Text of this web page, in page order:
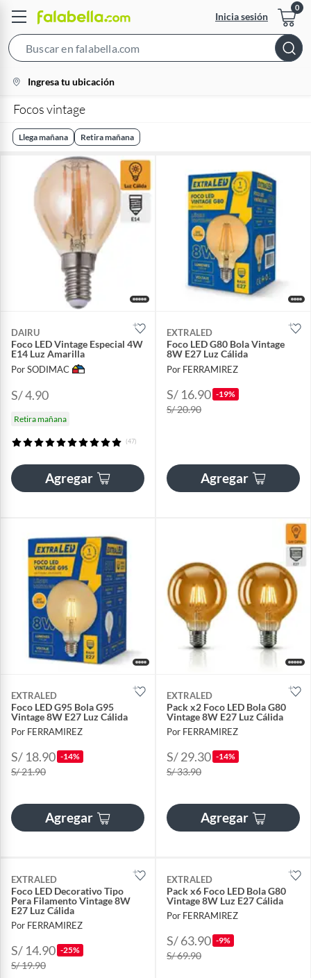
Inicia sesión
Bar
location-
icon
Ingresa tu ubicación
Focos vintage
Llega mañana Retira mañana
DAIRU
Foco LED Vintage Especial 4W
E14 Luz Amarilla
Por SODIMAC
S/ 4.90
Retira mañana
(47)
Agregar
EXTRALED
Foco LED G80 Bola Vintage
8W E27 Luz Cálida
Por FERRAMIREZ
S/ 16.90 -19%
S/ 20.90
Agregar
EXTRALED
Foco LED G95 Bola G95
Vintage 8W E27 Luz Cálida
Por FERRAMIREZ
S/ 18.90 -14%
S/ 21.90
Agregar
EXTRALED
Pack x2 Foco LED Bola G80
Vintage 8W E27 Luz Cálida
Por FERRAMIREZ
S/ 29.30 -14%
S/ 33.90
Agregar
EXTRALED
Foco LED Decorativo Tipo
Pera Filamento Vintage 8W
E27 Luz Cálida
Por FERRAMIREZ
S/ 14.90 -25%
S/ 19.90
EXTRALED
Pack x6 Foco LED Bola G80
Vintage 8W Luz E27 Cálida
Por FERRAMIREZ
S/ 63.90 -9%
S/ 69.90